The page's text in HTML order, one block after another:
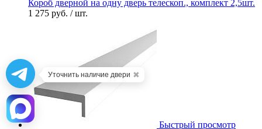
Короб дверной на одну дверь телескоп., комплект 2,5шт.
1 275 руб. / шт.
Быстрый просмотр
Уточнить наличие двери ✖